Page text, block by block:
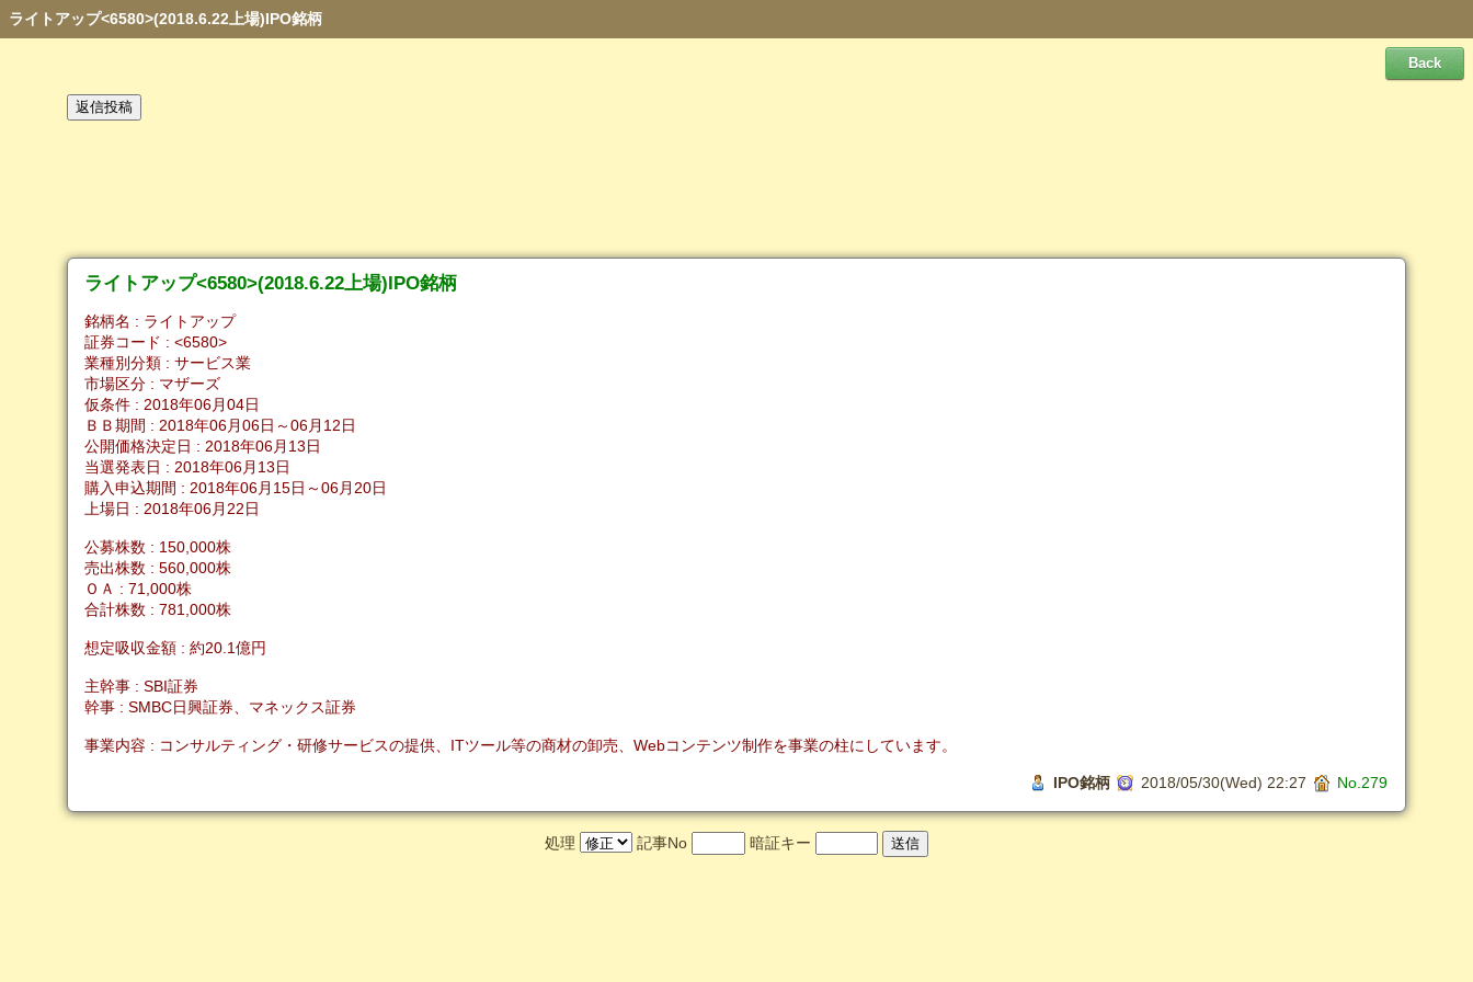
ライトアップ<6580>(2018.6.22上場)IPO銘柄
ライトアップ<6580>(2018.6.22上場)IPO銘柄
銘柄名 : ライトアップ
証券コード : <6580>
業種別分類 : サービス業
市場区分 : マザーズ
仮条件 : 2018年06月04日
ＢＢ期間 : 2018年06月06日～06月12日
公開価格決定日 : 2018年06月13日
当選発表日 : 2018年06月13日
購入申込期間 : 2018年06月15日～06月20日
上場日 : 2018年06月22日
公募株数 : 150,000株
売出株数 : 560,000株
ＯＡ : 71,000株
合計株数 : 781,000株
想定吸収金額 : 約20.1億円
主幹事 : SBI証券
幹事 : SMBC日興証券、マネックス証券
事業内容 : コンサルティング・研修サービスの提供、ITツール等の商材の卸売、Webコンテンツ制作を事業の柱にしています。
IPO銘柄 2018/05/30(Wed) 22:27 No.279
処理 記事No 暗証キー